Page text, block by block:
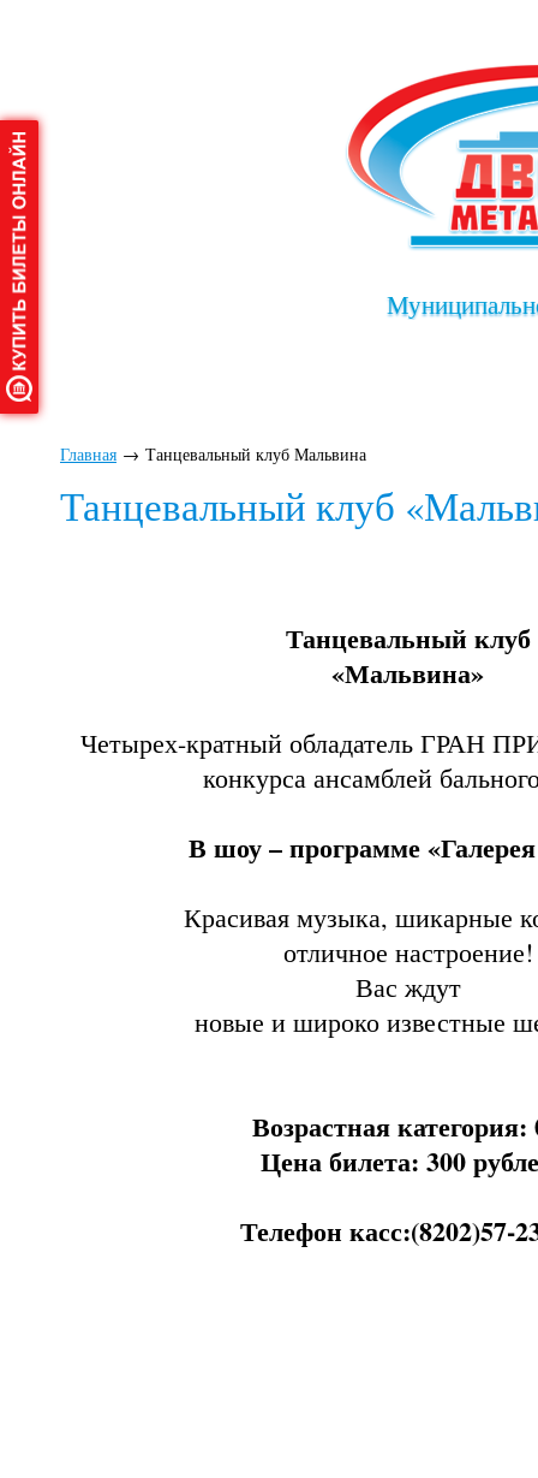
Главная → Танцевальный клуб Мальвина
Танцевальный клуб
Танцевальный клуб
«Мальвина»
Четырех-кратный обладатель ГРАН
конкурса ансамблей
В шоу – программе
Красивая музыка, шикарные
отличное настроение!
Вас ждут
новые и широко известные
Возрастная категория:
Цена билета: 300
Телефон касс:(8202)57-